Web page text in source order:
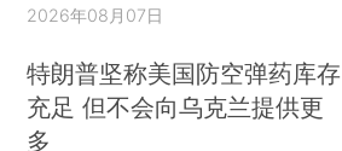
2026年08月07日
特朗普坚称美国防空弹药库存
充足 但不会向乌克兰提供更
多